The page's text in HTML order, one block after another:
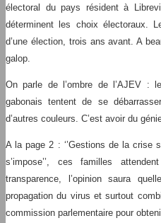
électoral du pays résident à
déterminent les choix électoraux.
d’une élection, trois ans avant. A
galop.
On parle de l’ombre de l’AJEV :
gabonais tentent de se
d’autres couleurs. C’est avoir du
A la page 2 : ‘’Gestions de la crise
s’impose’’, ces familles
transparence, l’opinion saura
propagation du virus et surtout
commission parlementaire pour